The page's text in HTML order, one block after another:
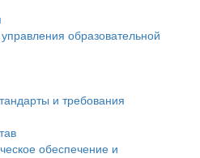
образовательной
и требования
обеспечение и